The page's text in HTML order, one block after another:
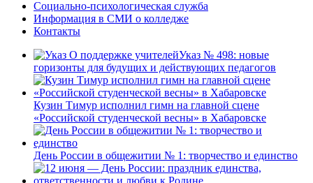
Социально-психологическая служба
Информация в СМИ о колледже
Контакты
Указ № 498: новые
горизонты для будущих и действующих педагогов
Кузин Тимур исполнил гимн на главной сцене
«Российской студенческой весны» в Хабаровске
День России в общежитии № 1: творчество и единство